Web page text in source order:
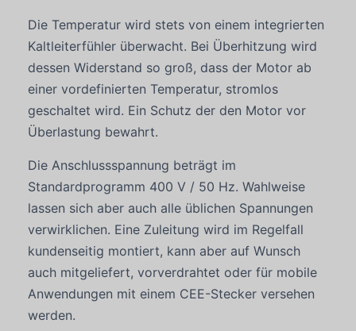
Die Temperatur wird stets von einem integrierten
Kaltleiterfühler überwacht. Bei Überhitzung wird
dessen Widerstand so groß, dass der Motor ab
einer vordefinierten Temperatur, stromlos
geschaltet wird. Ein Schutz der den Motor vor
Überlastung bewahrt.
Die Anschlussspannung beträgt im
Standardprogramm 400 V / 50 Hz. Wahlweise
lassen sich aber auch alle üblichen Spannungen
verwirklichen. Eine Zuleitung wird im Regelfall
kundenseitig montiert, kann aber auf Wunsch
auch mitgeliefert, vorverdrahtet oder für mobile
Anwendungen mit einem CEE-Stecker versehen
werden.